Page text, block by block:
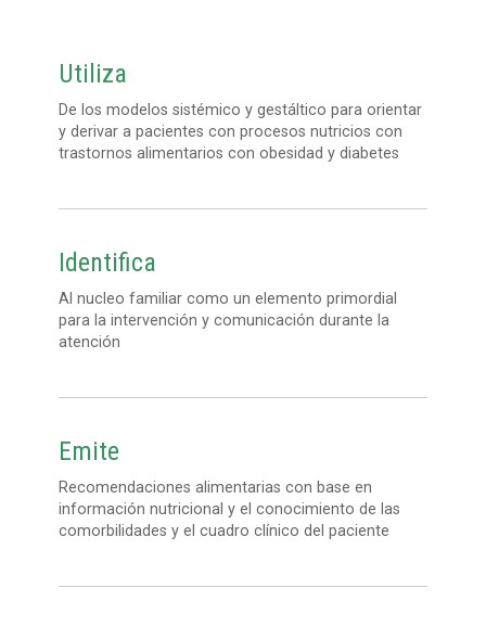
Utiliza
De los modelos sistémico y gestáltico para orientar
y derivar a pacientes con procesos nutricios con
trastornos alimentarios con obesidad y diabetes
Identifica
Al nucleo familiar como un elemento primordial
para la intervención y comunicación durante la
atención
Emite
Recomendaciones alimentarias con base en
información nutricional y el conocimiento de las
comorbilidades y el cuadro clínico del paciente